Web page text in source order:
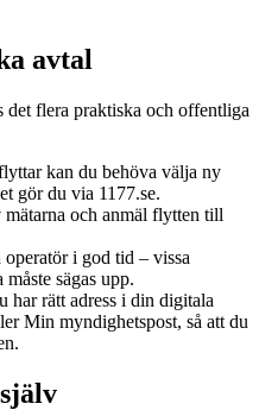
avtal
flera praktiska och offentliga
kan du behöva välja ny
gör du via 1177.se.
mätarna och anmäl flytten till
i god tid – vissa
sägas upp.
har rätt adress i din digitala
Min myndighetspost, så att du